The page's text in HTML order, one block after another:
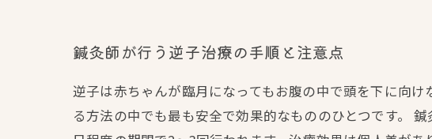
鍼灸師が行う逆子治療の手順と注意点
逆子は赤ちゃんが臨月になってもお腹の中で頭を下に向
る方法の中でも最も安全で効果的なもののひとつです。